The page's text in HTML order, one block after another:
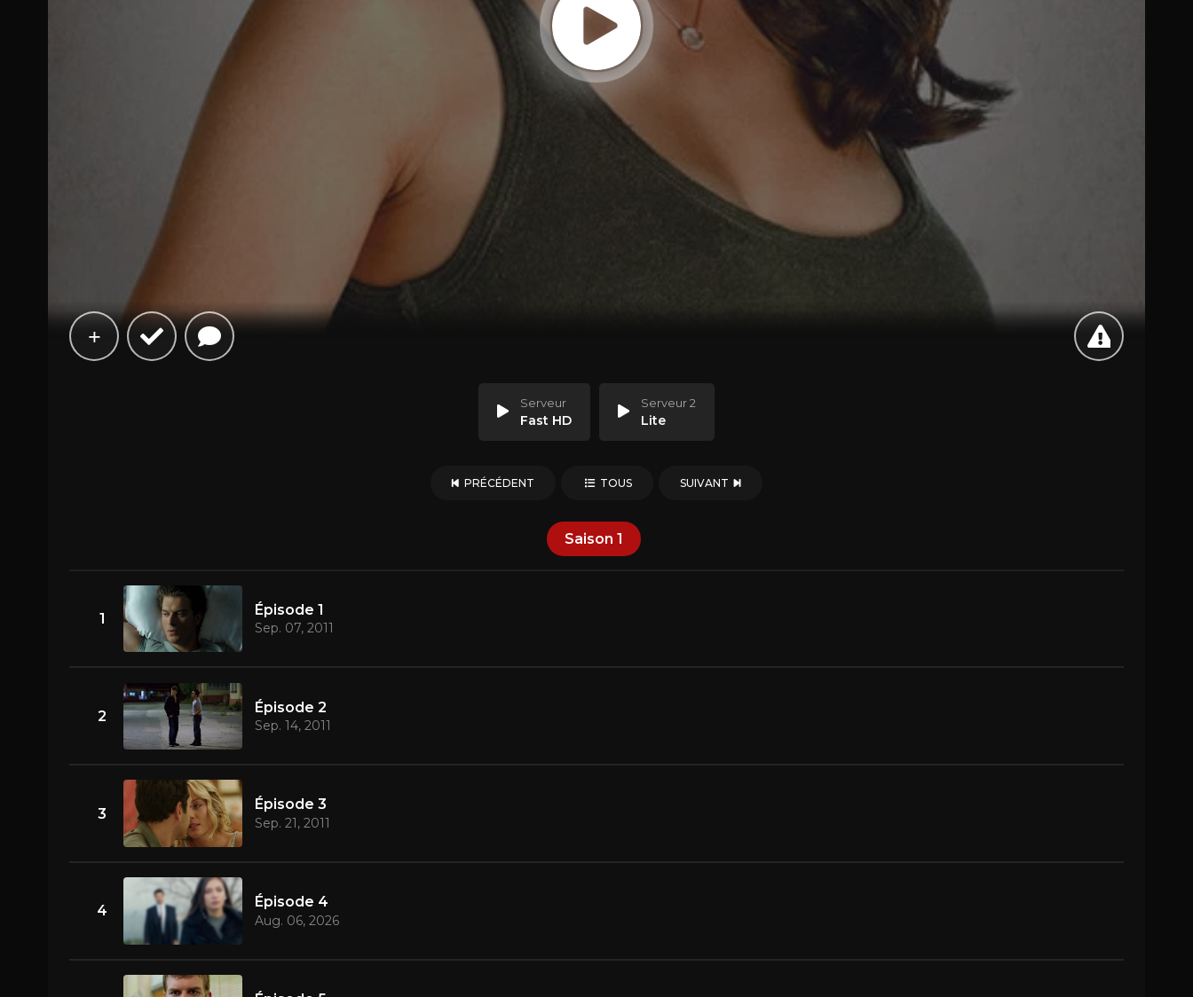
Serveur
Fast HD
Serveur 2
Lite
PRÉCÉDENT TOUS SUIVANT
Saison 1
1
Épisode 1
Sep. 07, 2011
2
Épisode 2
Sep. 14, 2011
3
Épisode 3
Sep. 21, 2011
4
Épisode 4
Aug. 06, 2026